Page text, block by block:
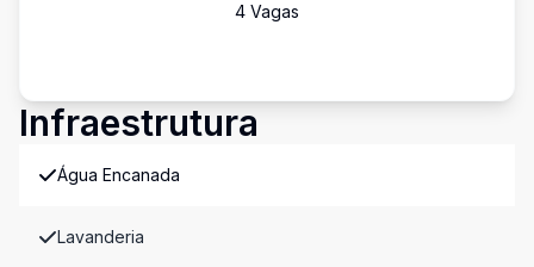
4 Vagas
Infraestrutura
Água Encanada
Lavanderia